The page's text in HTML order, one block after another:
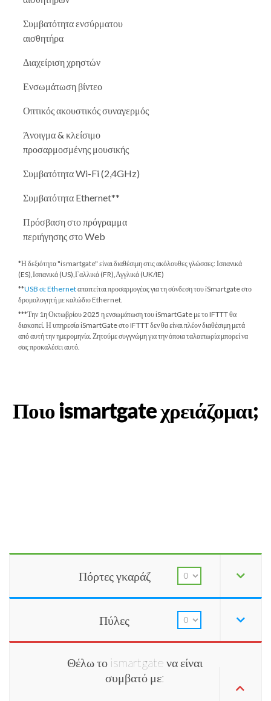
Συμβατότητα ενσύρματου
αισθητήρα
Διαχείριση χρηστών
Ενσωμάτωση βίντεο
Οπτικός ακουστικός συναγερμός
Άνοιγμα & κλείσιμο
προσαρμοσμένης μουσικής
Συμβατότητα Wi-Fi (2,4GHz)
Συμβατότητα Ethernet**
Πρόσβαση στο πρόγραμμα
περιήγησης στο Web
*Η δεξιότητα "ismartgate" είναι διαθέσιμη στις ακόλουθες γλώσσες: Ισπανικά
(ES),Ισπανικά (US),Γαλλικά (FR),Αγγλικά (UK/IE)
**USB σε Ethernetαπαιτείται προσαρμογέας για τη σύνδεση του iSmartgate στο
δρομολογητή με καλώδιο Ethernet.
***Την 1η Οκτωβρίου 2025 η ενσωμάτωση του iSmartGate με το IFTTT θα
διακοπεί. Η υπηρεσία iSmartGate στο IFTTT δεν θα είναι πλέον διαθέσιμη μετά
από αυτή την ημερομηνία. Ζητούμε συγγνώμη για την όποια ταλαιπωρία μπορεί να
σας προκαλέσει αυτό.
Ποιο ismartgate χρειάζομαι;
Πόρτες γκαράζ
Πύλες
Θέλω το ismartgate να είναι
συμβατό με: